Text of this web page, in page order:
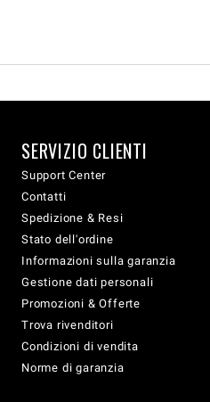
SERVIZIO CLIENTI
Support Center
Contatti
Spedizione & Resi
Stato dell'ordine
Informazioni sulla garanzia
Gestione dati personali
Promozioni & Offerte
Trova rivenditori
Condizioni di vendita
Norme di garanzia